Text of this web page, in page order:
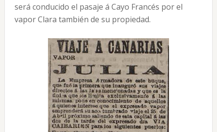
será conducido el pasaje á Cayo Francés por el
vapor Clara también de su propiedad.